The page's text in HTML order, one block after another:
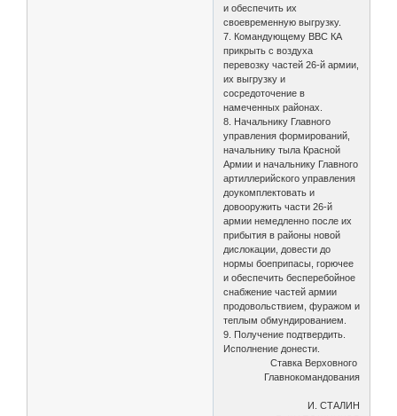
и обеспечить их
своевременную выгрузку.
7. Командующему ВВС КА
прикрыть с воздуха
перевозку частей 26-й армии,
их выгрузку и
сосредоточение в
намеченных районах.
8. Начальнику Главного
управления формирований,
начальнику тыла Красной
Армии и начальнику Главного
артиллерийского управления
доукомплектовать и
довооружить части 26-й
армии немедленно после их
прибытия в районы новой
дислокации, довести до
нормы боеприпасы, горючее
и обеспечить бесперебойное
снабжение частей армии
продовольствием, фуражом и
теплым обмундированием.
9. Получение подтвердить.
Исполнение донести.
Ставка Верховного
Главнокомандования
И. СТАЛИН